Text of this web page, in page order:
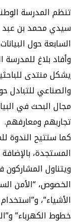
الوطنية
حول البيانات
للمدرسة الوطنية
للباحثين
للتبادل حول أحدث
في البيانات
ومعارفهم.
الندوة
بالإضافة إلى
المشاركون في
“الأمن السيبراني
و”استخدام
و”الذكاء